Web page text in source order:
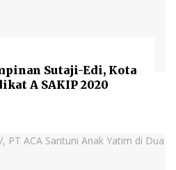
Sutaji-Edi, Kota
A SAKIP 2020